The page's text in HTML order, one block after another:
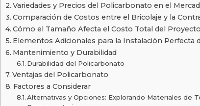
Variedades y Precios del Policarbonato en el
Comparación de Costos entre el Bricolaje y la
Cómo el Tamaño Afecta el Costo Total del Proyecto
Elementos Adicionales para la Instalación Perfecta
Mantenimiento y Durabilidad
Durabilidad del Policarbonato
Ventajas del Policarbonato
Factores a Considerar
Alternativas y Opciones: Explorando Materiales de